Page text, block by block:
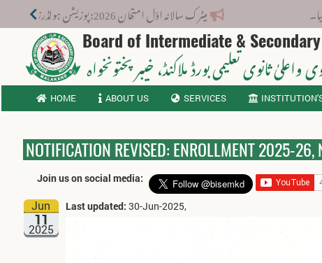
میٹرک سالانہ اوّل امتحان 2026: پوزیشن ہولڈرز کا اعلان 6 اگست کو دوپہر 2 بجے اور مکمل نتائج شام 4 بجے بورڈ کی ویب سائٹ پر جاری ہوں گے۔
Board of Intermediate &
واعلیٰ ثانوی تعلیمی بورڈ ملاکنڈ، خیبر پختونخواہ
HOME ABOUT US SERVICES
NOTIFICATION REVISED: ENROLLMENT 2025-26,
Join us on social media:
2025
Jun
11
Last updated: 30-Jun-2025,